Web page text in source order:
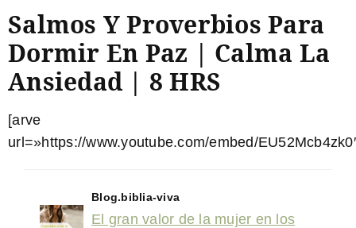
Salmos Y Proverbios Para
Dormir En Paz | Calma La
Ansiedad | 8 HRS
[arve
url=»https://www.youtube.com/embed/
Blog.biblia-viva
El gran valor de la mujer en los